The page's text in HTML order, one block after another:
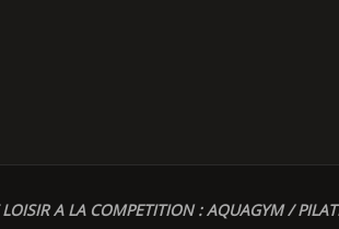
A LA COMPETITION : AQUAGYM /